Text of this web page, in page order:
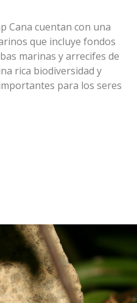
Cana cuentan con una
que incluye fondos
marinas y arrecifes de
rica biodiversidad y
para los seres